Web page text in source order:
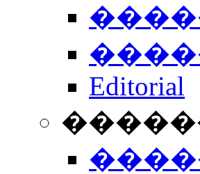
Editorial